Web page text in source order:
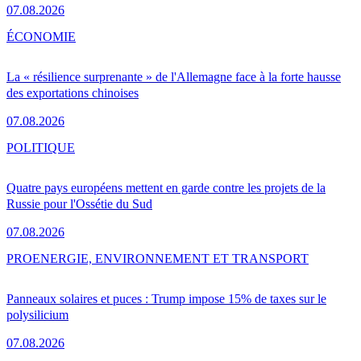
07.08.2026
La « résilience surprenante » de l'Allemagne face à la forte hausse
des exportations chinoises
07.08.2026
ÉCONOMIE
Quatre pays européens mettent en garde contre les projets de la
Russie pour l'Ossétie du Sud
07.08.2026
POLITIQUE
Panneaux solaires et puces : Trump impose 15% de taxes sur le
polysilicium
07.08.2026
PROENERGIE, ENVIRONNEMENT ET TRANSPORT